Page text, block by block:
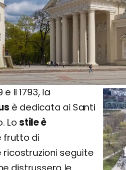
il 1793, la
è dedicata ai Santi
Lostile è
frutto di
seguite